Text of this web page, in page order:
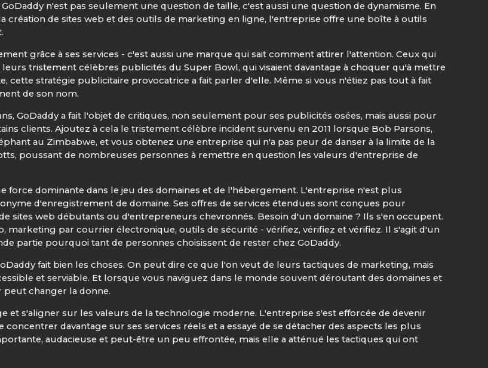
n'est pas seulement une question de taille, c'est aussi une question de dynamisme. En
de sites web et des outils de marketing en ligne, l'entreprise offre une boîte à outils
grâce à ses services - c'est aussi une marque qui sait comment attirer l'attention. Ceux qui
tristement célèbres publicités du Super Bowl, qui visaient davantage à choquer qu'à mettre
cette stratégie publicitaire provocatrice a fait parler d'elle. Même si vous n'étiez pas tout à fait
de son nom.
GoDaddy a fait l'objet de critiques, non seulement pour ses publicités osées, mais aussi pour
clients. Ajoutez à cela le tristement célèbre incident survenu en 2011 lorsque Bob Parsons,
au Zimbabwe, et vous obtenez une entreprise qui n'a pas peur de danser à la limite de la
poussant de nombreuses personnes à remettre en question les valeurs d'entreprise de
force dominante dans le jeu des domaines et de l'hébergement. L'entreprise n'est plus
d'enregistrement de domaine. Ses offres de services étendues sont conçues pour
sites web débutants ou d'entrepreneurs chevronnés. Besoin d'un domaine ? Ils s'en occupent.
marketing par courrier électronique, outils de sécurité - vérifiez, vérifiez et vérifiez. Il s'agit d'un
partie pourquoi tant de personnes choisissent de rester chez GoDaddy.
fait bien les choses. On peut dire ce que l'on veut de leurs tactiques de marketing, mais
et serviable. Et lorsque vous naviguez dans le monde souvent déroutant des domaines et
changer la donne.
et s'aligner sur les valeurs de la technologie moderne. L'entreprise s'est efforcée de devenir
davantage sur ses services réels et a essayé de se détacher des aspects les plus
audacieuse et peut-être un peu effrontée, mais elle a atténué les tactiques qui ont